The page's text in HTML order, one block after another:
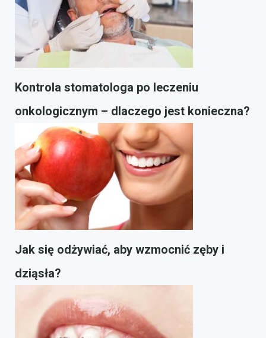
Kontrola stomatologa po leczeniu
onkologicznym – dlaczego jest konieczna?
Jak się odżywiać, aby wzmocnić zęby i
dziąsła?